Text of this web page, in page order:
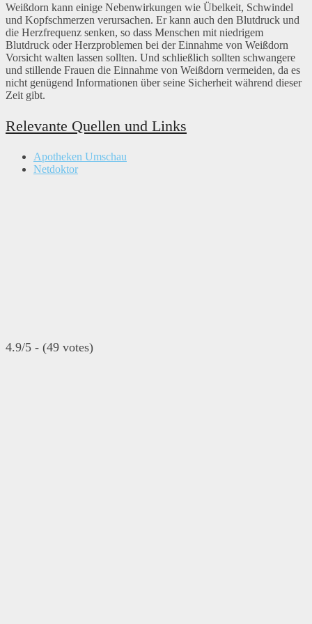
Weißdorn kann einige Nebenwirkungen wie Übelkeit, Schwindel
und Kopfschmerzen verursachen. Er kann auch den Blutdruck und
die Herzfrequenz senken, so dass Menschen mit niedrigem
Blutdruck oder Herzproblemen bei der Einnahme von Weißdorn
Vorsicht walten lassen sollten. Und schließlich sollten schwangere
und stillende Frauen die Einnahme von Weißdorn vermeiden, da es
nicht genügend Informationen über seine Sicherheit während dieser
Zeit gibt.
Relevante Quellen und Links
Apotheken Umschau
Netdoktor
4.9/5 - (49 votes)